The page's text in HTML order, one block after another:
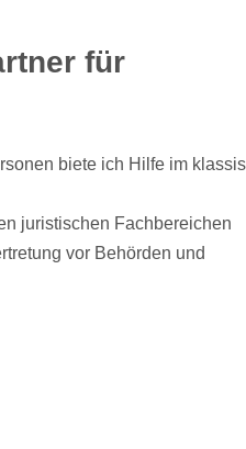
für
biete ich Hilfe im
juristischen Fachbereichen
vor Behörden und